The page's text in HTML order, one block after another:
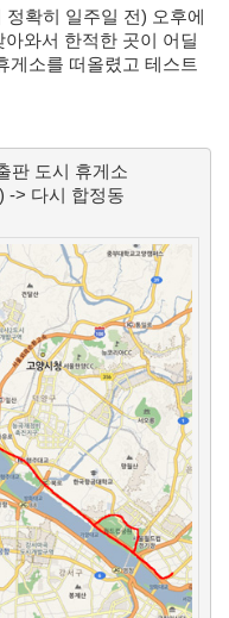
확히 일주일 전) 오후에
아와서 한적한 곳이 어딜
게소를 떠올렸고 테스트
판 도시 휴게소
-> 다시 합정동